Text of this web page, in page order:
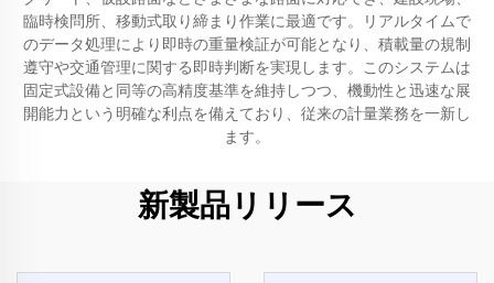
臨時検問所、移動式取り締まり作業に最適です。リアルタイムで
のデータ処理により即時の重量検証が可能となり、積載量の規制
遵守や交通管理に関する即時判断を実現します。このシステムは
固定式設備と同等の高精度基準を維持しつつ、機動性と迅速な展
開能力という明確な利点を備えており、従来の計量業務を一新し
ます。
新製品リリース